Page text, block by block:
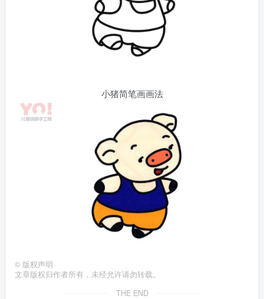
小猪简笔画画法
© 版权声明
文章版权归作者所有，未经允许请勿转载。
THE END